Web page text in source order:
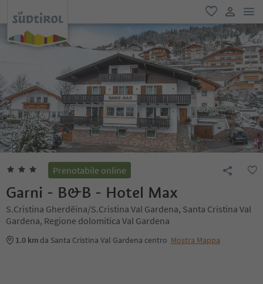
favoriti
user link
Prenotabile online
Garni - B&B - Hotel Max
S.Cristina Gherdëina/S.Cristina Val Gardena, Santa Cristina Val
Gardena, Regione dolomitica Val Gardena
1.0 km da Santa Cristina Val Gardena centro Mostra Mappa